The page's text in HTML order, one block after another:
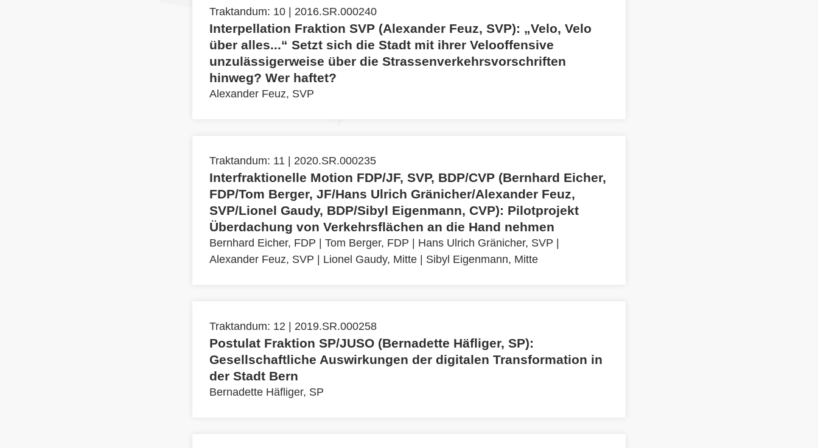
Traktandum: 10 | 2016.SR.000240
Interpellation Fraktion SVP (Alexander Feuz, SVP): „Velo, Velo
über alles...“ Setzt sich die Stadt mit ihrer Velooffensive
unzulässigerweise über die Strassenverkehrsvorschriften
hinweg? Wer haftet?
Alexander Feuz, SVP
Traktandum: 11 | 2020.SR.000235
Interfraktionelle Motion FDP/JF, SVP, BDP/CVP (Bernhard Eicher,
FDP/Tom Berger, JF/Hans Ulrich Gränicher/Alexander Feuz,
SVP/Lionel Gaudy, BDP/Sibyl Eigenmann, CVP): Pilotprojekt
Überdachung von Verkehrsflächen an die Hand nehmen
Bernhard Eicher, FDP Tom Berger, FDP Hans Ulrich Gränicher, SVP
Alexander Feuz, SVP
Lionel Gaudy, Mitte Sibyl Eigenmann, Mitte
Traktandum: 12 | 2019.SR.000258
Postulat Fraktion SP/JUSO (Bernadette Häfliger, SP):
Gesellschaftliche Auswirkungen der digitalen Transformation in
der Stadt Bern
Bernadette Häfliger, SP